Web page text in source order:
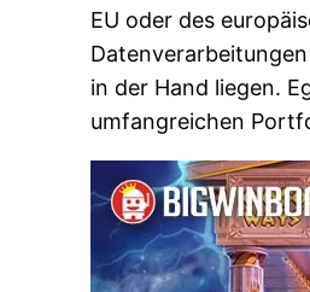
EU oder des
in der Hand liegen.
umfangreichen